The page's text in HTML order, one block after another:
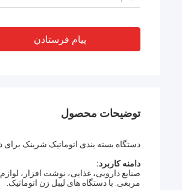
پیام فرستادن
توضیحات محصول
دستگاه بسته بندی اتوماتیک شرینک برای
دامنه کاربرد:
صنایع دارویی، غذایی، نوشت افزار،
مربعی. با دستگاه های لیبل زن اتوماتیک.